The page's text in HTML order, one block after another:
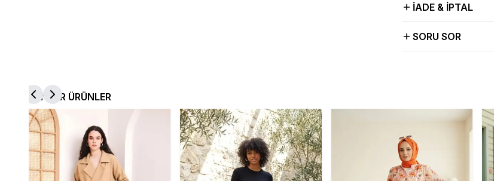
İADE & İPTAL
SORU SOR
BENZER ÜRÜNLER